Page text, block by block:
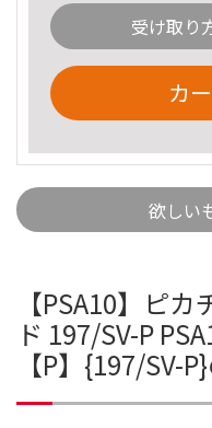
受け取り
カ
欲しい
【PSA10】ピ
ド 197/SV-P
【P】{197/SV-